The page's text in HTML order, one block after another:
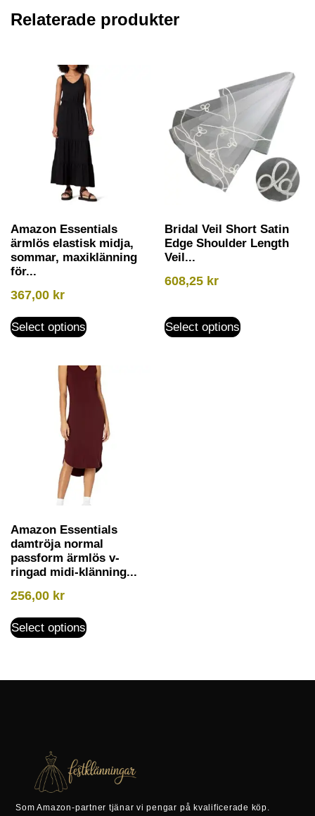
Relaterade produkter
Amazon Essentials
ärmlös elastisk midja,
sommar, maxiklänning
för...
367,00 kr
Select options
Bridal Veil Short Satin
Edge Shoulder Length
Veil...
608,25 kr
Select options
Amazon Essentials
damtröja normal
passform ärmlös v-
ringad midi-klänning...
256,00 kr
Select options
Som Amazon-partner tjänar vi pengar på kvalificerade köp.